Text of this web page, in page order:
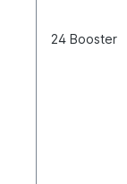
24 Booster